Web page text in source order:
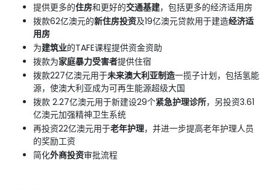
提供更多的住房和更好的交通基建，包括更多的经济适用房
拨款62亿澳元的新住房投资及19亿澳元贷款用于建造经济适
用房
为建筑业的TAFE课程提供资金资助
拨款为家庭暴力受害者提供住宿
拨款227亿澳元用于未来澳大利亚制造一揽子计划，包括氢能
源，使澳大利亚成为可再生能源超级大国
拨款 2.27亿澳元用于新建设29个紧急护理诊所，另投资3.61
亿澳元加强精神卫生系统
再投资22亿澳元用于老年护理，并进一步提高老年护理人员
的奖励工资
简化外商投资审批流程